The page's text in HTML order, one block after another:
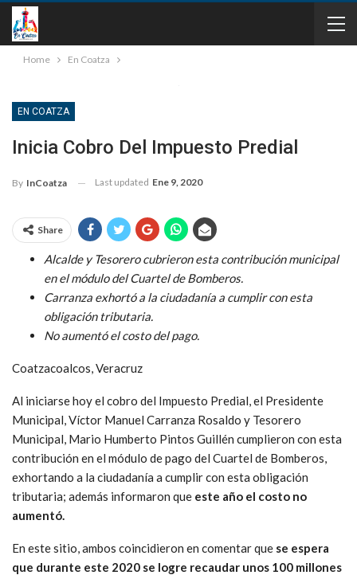
Home En Coatza
EN COATZA
Inicia Cobro Del Impuesto Predial
By InCoatza Last updated Ene 9, 2020
Share
Alcalde y Tesorero cubrieron esta contribución municipal
en el módulo del Cuartel de Bomberos.
Carranza exhortó a la ciudadanía a cumplir con esta
obligación tributaria.
No aumentó el costo del pago.
Coatzacoalcos, Veracruz
Al iniciarse hoy el cobro del Impuesto Predial, el Presidente
Municipal, Víctor Manuel Carranza Rosaldo y Tesorero
Municipal, Mario Humberto Pintos Guillén cumplieron con esta
contribución en el módulo de pago del Cuartel de Bomberos,
exhortando a la ciudadanía a cumplir con esta obligación
tributaria; además informaron que este año el costo no
aumentó.
En este sitio, ambos coincidieron en comentar que se espera
que durante este 2020 se logre recaudar unos 100 millones